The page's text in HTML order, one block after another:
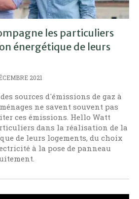
les particuliers
énergétique de leurs
2021
sources d'émissions de gaz à
ne savent souvent pas
ces émissions. Hello Watt
dans la réalisation de la
de leurs logements, du choix
à la pose de panneau